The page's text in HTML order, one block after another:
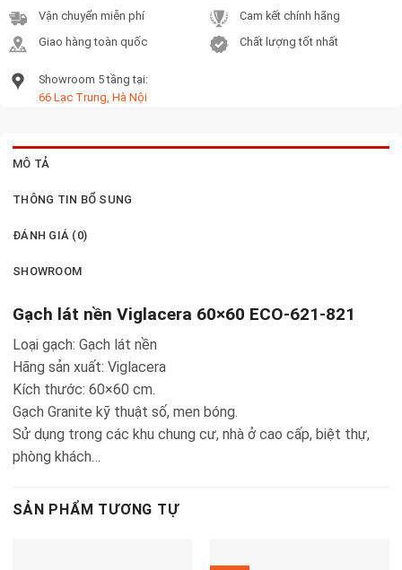
Vận chuyển miễn phí
Giao hàng toàn quốc
Cam kết chính hãng
Chất lượng tốt nhất
Showroom 5 tầng tại:
66 Lạc Trung, Hà Nội
MÔ TẢ
THÔNG TIN BỔ SUNG
ĐÁNH GIÁ (0)
SHOWROOM
Gạch lát nền Viglacera 60×60 ECO-621-821
Loại gạch: Gạch lát nền
Hãng sản xuất: Viglacera
Kích thước: 60×60 cm.
Gạch Granite kỹ thuật số, men bóng.
Sử dụng trong các khu chung cư, nhà ở cao cấp, biệt thự,
phòng khách…
SẢN PHẨM TƯƠNG TỰ